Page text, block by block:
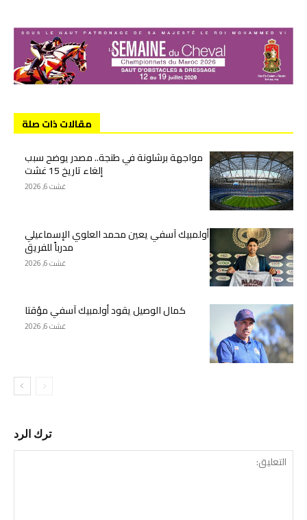
مقالات ذات صلة
مواجهة برشلونة في طنجة.. مصدر يوضح سبب
إلغاء تاريخ 15 غشت
غشت 6, 2026
أولمبيك آسفي يعين محمد العلوي الإسماعيلي
مدرباً للفريق
غشت 6, 2026
كمال الوصيل يقود أولمبيك آسفي مؤقتا
غشت 6, 2026
ترك الرد